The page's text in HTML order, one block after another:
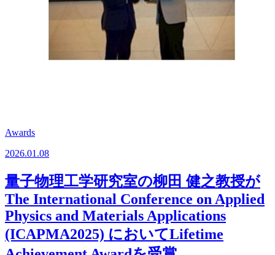
Awards
2026.01.08
量子物理工学研究室の柳田 健之教授が
The International Conference on Applied
Physics and Materials Applications
(ICAPMA2025) においてLifetime